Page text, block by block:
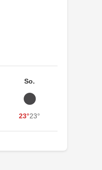
So.
23°23°